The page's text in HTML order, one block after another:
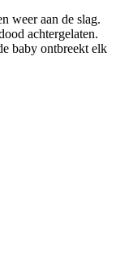
weer aan de slag.
achtergelaten.
baby ontbreekt elk